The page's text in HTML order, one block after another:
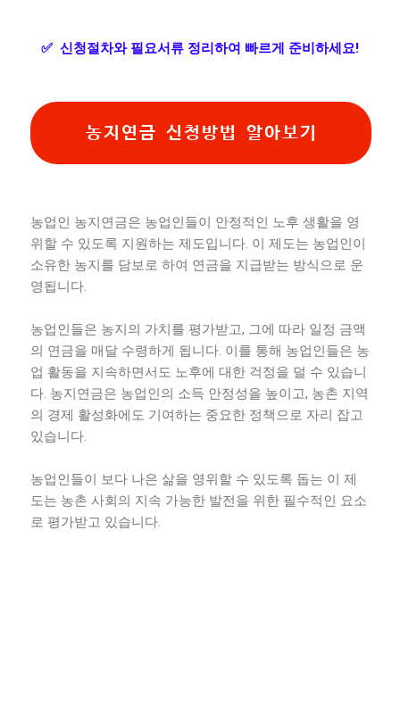
✅ 신청절차와 필요서류 정리하여 빠르게 준비하세요!
농지연금 신청방법 알아보기
농업인 농지연금은 농업인들이 안정적인 노후 생활을 영
위할 수 있도록 지원하는 제도입니다. 이 제도는 농업인이
소유한 농지를 담보로 하여 연금을 지급받는 방식으로 운
영됩니다.
농업인들은 농지의 가치를 평가받고, 그에 따라 일정 금액
의 연금을 매달 수령하게 됩니다. 이를 통해 농업인들은 농
업 활동을 지속하면서도 노후에 대한 걱정을 덜 수 있습니
다. 농지연금은 농업인의 소득 안정성을 높이고, 농촌 지역
의 경제 활성화에도 기여하는 중요한 정책으로 자리 잡고
있습니다.
농업인들이 보다 나은 삶을 영위할 수 있도록 돕는 이 제
도는 농촌 사회의 지속 가능한 발전을 위한 필수적인 요소
로 평가받고 있습니다.